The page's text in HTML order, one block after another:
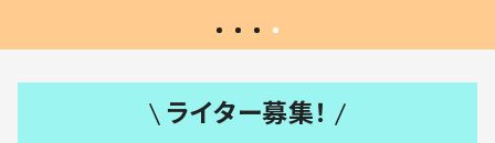
ライター募集！